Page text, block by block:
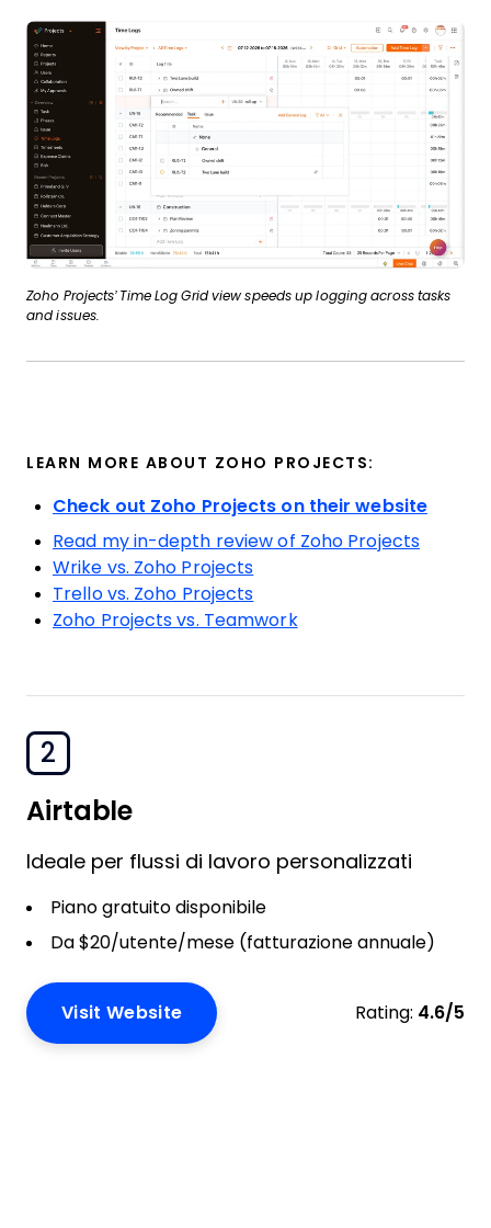
Zoho Projects’ Time Log Grid view speeds up logging across tasks
and issues.
LEARN MORE ABOUT ZOHO PROJECTS:
Check out Zoho Projects on their website
Read my in-depth review of Zoho Projects
Wrike vs. Zoho Projects
Trello vs. Zoho Projects
Zoho Projects vs. Teamwork
2
Airtable
Ideale per flussi di lavoro personalizzati
Piano gratuito disponibile
Da $20/utente/mese (fatturazione annuale)
Visit Website Rating: 4.6/5